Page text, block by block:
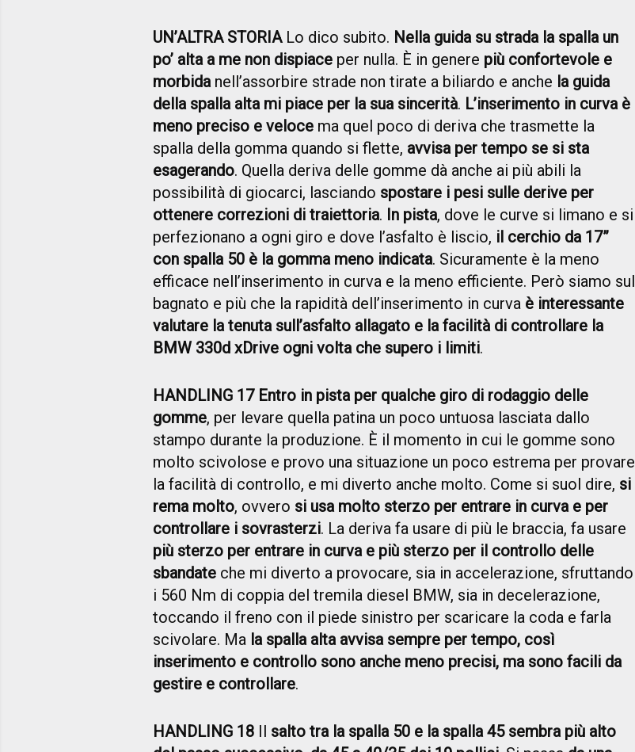
UN’ALTRA STORIALo dico subito. Nella guida su strada la spalla un
po’ alta a me non dispiace per nulla. È in genere più confortevole e
morbidanell’assorbire strade non tirate a biliardo e anche la guida
della spalla alta mi piace per la sua sincerità. L’inserimento in curva è
meno preciso e veloce ma quel poco di deriva che trasmette la
spalla della gomma quando si flette, avvisa per tempo se si sta
esagerando. Quella deriva delle gomme dà anche ai più abili la
possibilità di giocarci, lasciando spostare i pesi sulle derive per
ottenere correzioni di traiettoria. In pista, dove le curve si limano e si
perfezionano a ogni giro e dove l’asfalto è liscio, il cerchio da 17”
con spalla 50 è la gomma meno indicata. Sicuramente è la meno
efficace nell’inserimento in curva e la meno efficiente. Però siamo sul
bagnato e più che la rapidità dell’inserimento in curva è interessante
valutare la tenuta sull’asfalto allagato e la facilità di controllare la
BMW 330d xDrive ogni volta che supero i limiti.
HANDLING 17 Entro in pista per qualche giro di rodaggio delle
gomme, per levare quella patina un poco untuosa lasciata dallo
stampo durante la produzione. È il momento in cui le gomme sono
molto scivolose e provo una situazione un poco estrema per provare
la facilità di controllo, e mi diverto anche molto. Come si suol dire, si
rema molto, ovvero si usa molto sterzo per entrare in curva e per
controllare i sovrasterzi. La deriva fa usare di più le braccia, fa usare
più sterzo per entrare in curva e più sterzo per il controllo delle
sbandate che mi diverto a provocare, sia in accelerazione, sfruttando
i 560 Nm di coppia del tremila diesel BMW, sia in decelerazione,
toccando il freno con il piede sinistro per scaricare la coda e farla
scivolare. Ma la spalla alta avvisa sempre per tempo, così
inserimento e controllo sono anche meno precisi, ma sono facili da
gestire e controllare.
HANDLING 18 Il salto tra la spalla 50 e la spalla 45 sembra più alto